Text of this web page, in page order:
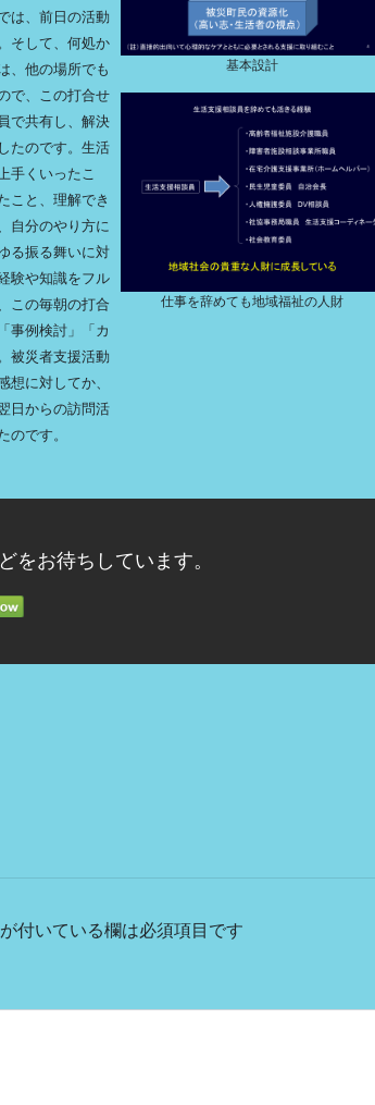
は、前日の活動
そして、何処か
、他の場所でも
で、この打合せ
で共有し、解決
たのです。生活
手くいったこ
こと、理解でき
自分のやり方に
る振る舞いに対
験や知識をフル
この毎朝の打合
事例検討」「カ
被災者支援活動
想に対してか、
日からの訪問活
のです。
基本設計
仕事を辞めても地域福祉の人財
をお待ちしています。
が付いている欄は必須項目です